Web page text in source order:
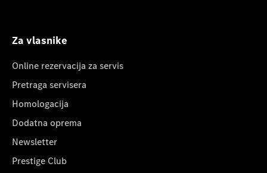
Za vlasnike
Online rezervacija za servis
Pretraga servisera
Homologacija
Dodatna oprema
Newsletter
Prestige Club